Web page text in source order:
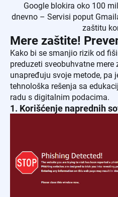
Google blokira oko 100
dnevno – Servisi poput
zaštitu
Mere zaštite!
Kako bi se smanjio rizik od
preduzeti sveobuhvatne
unapređuju svoje metode, pa
tehnološka rešenja sa
radu s digitalnim podacima.
1. Korišćenje naprednih